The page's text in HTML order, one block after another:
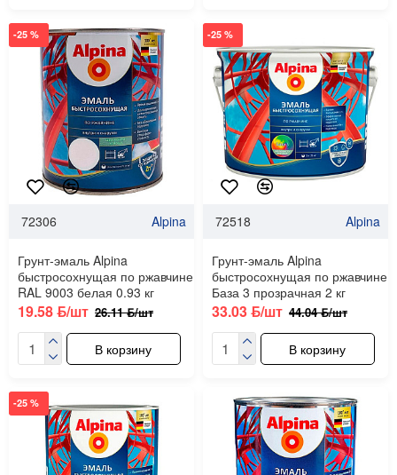
-25 %
72306 Alpina
Грунт-эмаль Alpina
быстросохнущая по ржавчине
RAL 9003 белая 0.93 кг
19.58 ƃ/шт 26.11 ƃ/шт
В корзину
-25 %
72518 Alpina
Грунт-эмаль Alpina
быстросохнущая по ржавчине
База 3 прозрачная 2 кг
33.03 ƃ/шт 44.04 ƃ/шт
В корзину
-25 %